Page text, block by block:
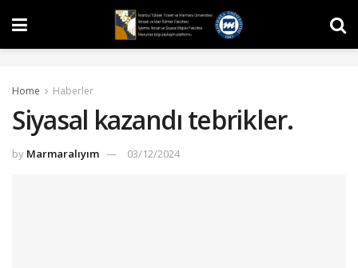
Home Haberler
Siyasal kazandı tebrikler.
by Marmaralıyım 03/12/2024